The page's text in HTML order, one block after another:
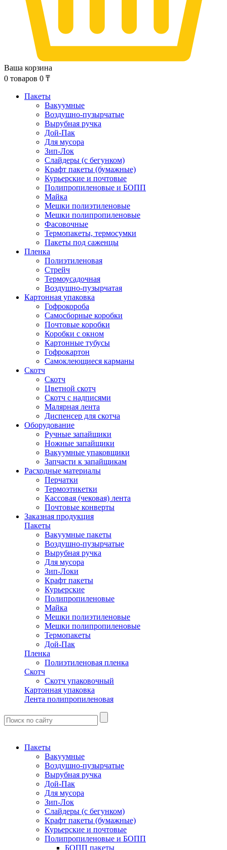
Ваша корзина
0 товаров 0 ₸
Пакеты
Вакуумные
Воздушно-пузырчатые
Вырубная ручка
Дой-Пак
Для мусора
Зип-Лок
Слайдеры (с бегунком)
Крафт пакеты (бумажные)
Курьерские и почтовые
Полипропиленовые и БОПП
Майка
Мешки полиэтиленовые
Мешки полипропиленовые
Фасовочные
Термопакеты, термосумки
Пакеты под саженцы
Пленка
Полиэтиленовая
Стрейч
Термоусадочная
Воздушно-пузырчатая
Картонная упаковка
Гофрокороба
Самосборные коробки
Почтовые коробки
Коробки с окном
Картонные тубусы
Гофрокартон
Самоклеющиеся карманы
Скотч
Скотч
Цветной скотч
Скотч с надписями
Малярная лента
Диспенсер для скотча
Оборудование
Ручные запайщики
Ножные запайщики
Вакуумные упаковщики
Запчасти к запайщикам
Расходные материалы
Перчатки
Термоэтикетки
Кассовая (чековая) лента
Почтовые конверты
Заказная продукция
Пакеты
Вакуумные пакеты
Воздушно-пузырчатые
Вырубная ручка
Для мусора
Зип-Локи
Крафт пакеты
Курьерские
Полипропиленовые
Майка
Мешки полиэтиленовые
Мешки полипропиленовые
Термопакеты
Дой-Пак
Пленка
Полиэтиленовая пленка
Скотч
Скотч упаковочный
Картонная упаковка
Лента полипропиленовая
Пакеты
Вакуумные
Воздушно-пузырчатые
Вырубная ручка
Дой-Пак
Для мусора
Зип-Лок
Слайдеры (с бегунком)
Крафт пакеты (бумажные)
Курьерские и почтовые
Полипропиленовые и БОПП
БОПП пакеты